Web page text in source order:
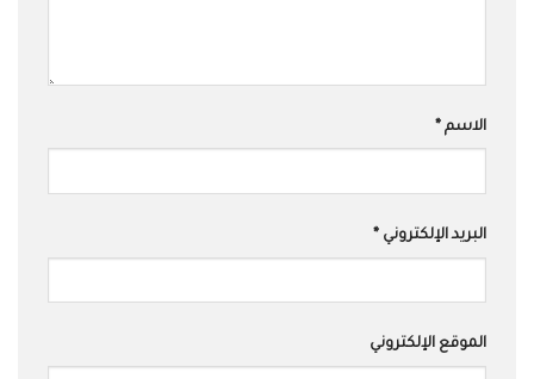
الاسم *
البريد الإلكتروني *
الموقع الإلكتروني